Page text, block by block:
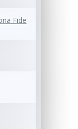
Fide